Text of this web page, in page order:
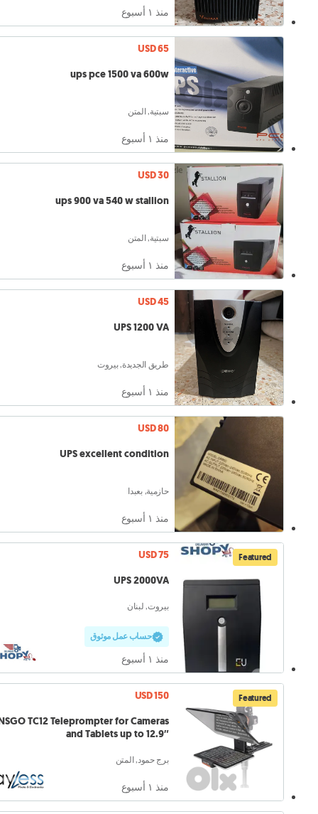
منذ ١ أسبوع
USD 65
ups pce 1500 va 600w
سبتية, المتن
منذ ١ أسبوع
USD 30
ups 900 va 540 w stallion
سبتية, المتن
منذ ١ أسبوع
USD 45
UPS 1200 VA
طريق الجديدة, بيروت
منذ ١ أسبوع
USD 80
UPS excellent condition
حازمية, بعبدا
منذ ١ أسبوع
Featured
USD 75
UPS 2000VA
بيروت, لبنان
حساب عمل موثوق
منذ ١ أسبوع
Featured
USD 150
TC12 Teleprompter for Cameras
and Tablets up to 12.9″
برج حمود, المتن
منذ ١ أسبوع